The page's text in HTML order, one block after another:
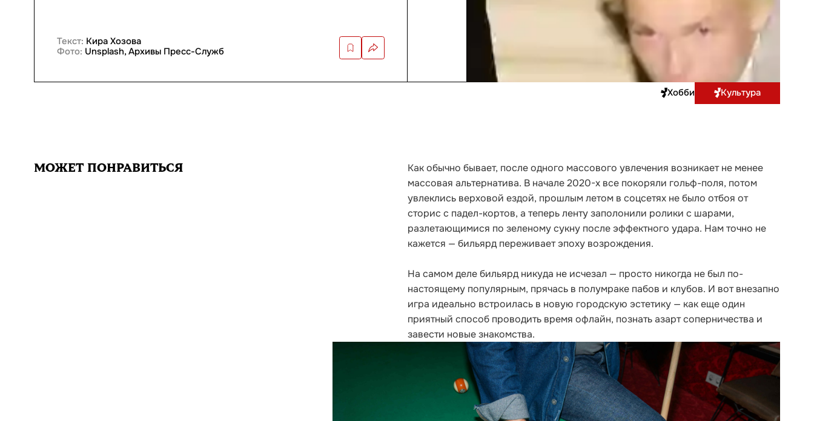
Текст: Кира Хозова
Фото: Unsplash, Архивы Пресс-Служб
Хобби Культура
Как обычно бывает, после одного массового увлечения возникает не менее
массовая альтернатива. В начале 2020-х все покоряли гольф-поля, потом
увлеклись верховой ездой, прошлым летом в соцсетях не было отбоя от
сторис с падел-кортов, а теперь ленту заполонили ролики с шарами,
разлетающимися по зеленому сукну после эффектного удара. Нам точно не
кажется — бильярд переживает эпоху возрождения.
На самом деле бильярд никуда не исчезал — просто никогда не был по-
настоящему популярным, прячась в полумраке пабов и клубов. И вот внезапно
игра идеально встроилась в новую городскую эстетику — как еще один
приятный способ проводить время офлайн, познать азарт соперничества и
завести новые знакомства.
МОЖЕТ ПОНРАВИТЬСЯ